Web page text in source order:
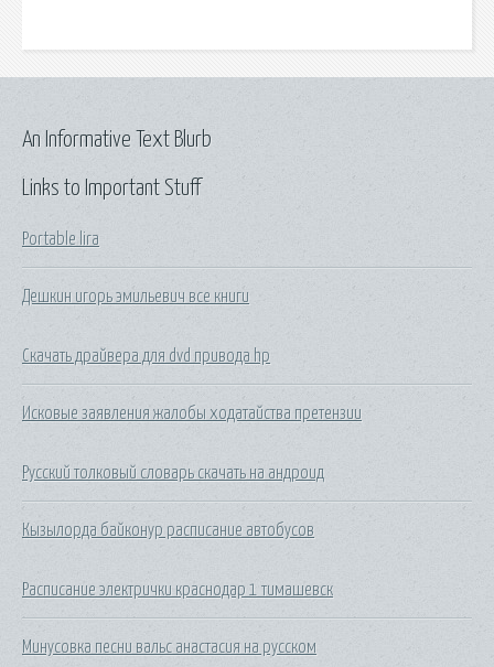
Links to Important Stuff
Portable lira
Дешкин игорь эмильевич все книги
Скачать драйвера для dvd привода hp
Исковые заявления жалобы ходатайства претензии
Русский толковый словарь скачать на андроид
Кызылорда байконур расписание автобусов
Расписание электрички краснодар 1 тимашевск
Минусовка песни вальс анастасия на русском
An Informative Text Blurb